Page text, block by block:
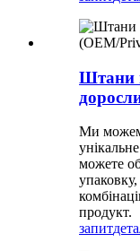
Штани
Ми
можете
продукт.
запит